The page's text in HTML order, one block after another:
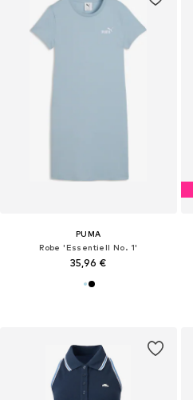
PUMA
Robe 'Essentiell No. 1'
35,96 €